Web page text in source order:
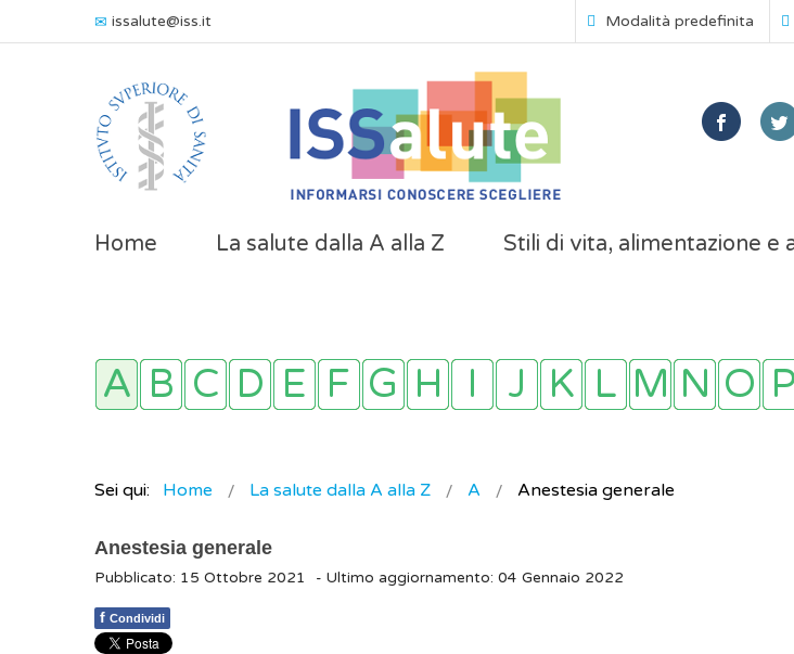
issalute@iss.it Modalità predefinita
Home La salute dalla A alla Z Stili di vita, alimentazione e
Sei qui: Home La salute dalla A alla Z A Anestesia generale
Anestesia generale
Pubblicato: 15 Ottobre 2021 - Ultimo aggiornamento: 04 Gennaio 2022
f Condividi